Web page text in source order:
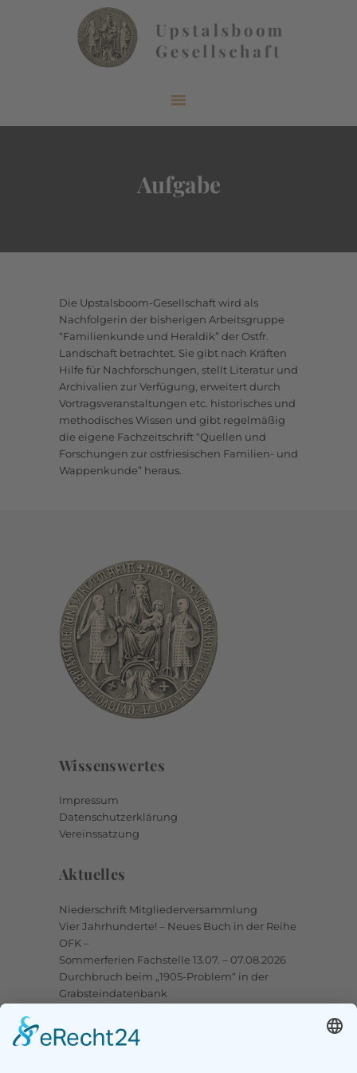
Aufgabe
VERÖFFENTLICHUNGEN
MITGLIEDERBEREICH
Die Upstalsboom-Gesellschaft wird als
Nachfolgerin der bisherigen Arbeitsgruppe
“Familienkunde und Heraldik” der Ostfr.
Landschaft betrachtet. Sie gibt nach Kräften
Hilfe für Nachforschungen, stellt Literatur und
Archivalien zur Verfügung, erweitert durch
Vortragsveranstaltungen etc. historisches und
methodisches Wissen und gibt regelmäßig
die eigene Fachzeitschrift “Quellen und
Forschungen zur ostfriesischen Familien- und
Wappenkunde” heraus.
Wissenswertes
Impressum
Datenschutzerklärung
Vereinssatzung
Aktuelles
Niederschrift Mitgliederversammlung
Vier Jahrhunderte! – Neues Buch in der Reihe
OFK –
Sommerferien Fachstelle 13.07. – 07.08.2026
Durchbruch beim „1905-Problem“ in der
Grabsteindatenbank
Facebook